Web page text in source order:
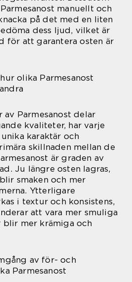
manuellt och
på det med en liten
dess ljud, vilket är
för att garantera osten är
olika Parmesanost
Parmesanost delar
kvaliteter, har varje
karaktär och
skillnaden mellan de
är graden av
Ju längre osten lagras,
smaken och mer
Ytterligare
i textur och konsistens,
att vara mer smuliga
blir mer krämiga och
av för- och
Parmesanost